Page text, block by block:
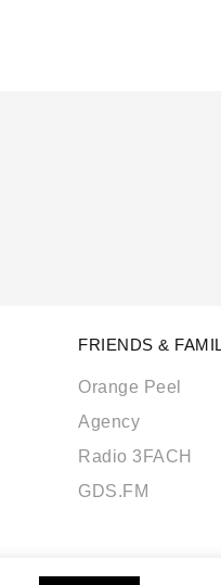
FRIENDS &
Orange Peel
Agency
Radio 3FACH
GDS.FM